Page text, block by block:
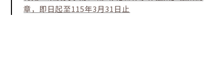
章，即日起至115年3月31日止